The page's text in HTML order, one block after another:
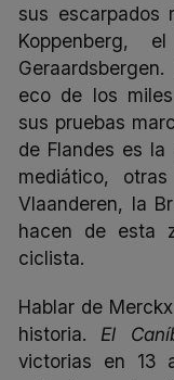
sus escarpados
Koppenberg,
eco de los
sus pruebas
de Flandes es
mediático,
Vlaanderen, la
hacen de esta
ciclista.
Hablar de
historia.El
victorias en 13